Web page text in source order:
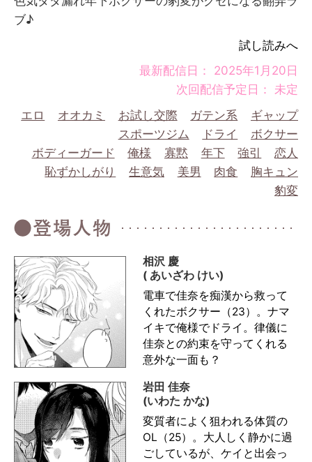
ブ♪
試し読みへ
最新配信日： 2025年1月20日
次回配信予定日： 未定
エロ
オオカミ お試し交際 ガテン系
ギャップ
スポーツジム
ドライ
ボクサー
ボディーガード
俺様 寡黙 年下 強引
恋人
恥ずかしがり
生意気 美男 肉食
胸キュン
豹変
相沢 慶
( あいざわ けい)
電車で佳奈を痴漢から救って
くれたボクサー（23）。ナマ
イキで俺様でドライ。律儀に
佳奈との約束を守ってくれる
意外な一面も？
岩田 佳奈
(いわた かな)
変質者によく狙われる体質の
OL（25）。大人しく静かに過
ごしているが、ケイと出会っ